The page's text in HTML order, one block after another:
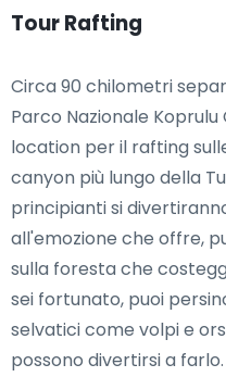
Tour Rafting
Circa 90 chilometri
Parco Nazionale
location per il rafting
canyon più lungo della
principianti si
all'emozione che offre,
sulla foresta che
sei fortunato, puoi
selvatici come volpi e
possono divertirsi a